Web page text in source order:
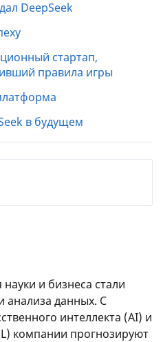
DeepSeek
стартап,
правила игры
в будущем
и бизнеса стали
анализа данных. С
интеллекта (AI) и
компании прогнозируют